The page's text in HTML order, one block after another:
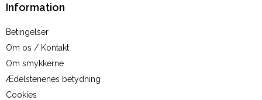
Information
Betingelser
Om os / Kontakt
Om smykkerne
Ædelstenenes betydning
Cookies